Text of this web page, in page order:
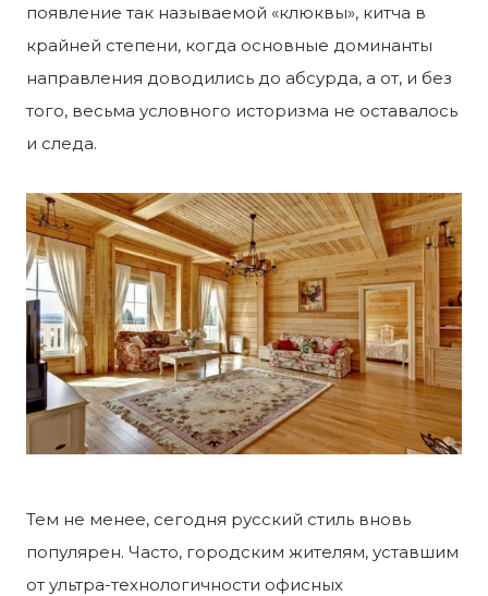
появление так называемой «клюквы», китча в
крайней степени, когда основные доминанты
направления доводились до абсурда, а от, и без
того, весьма условного историзма не оставалось
и следа.
Тем не менее, сегодня русский стиль вновь
популярен. Часто, городским жителям, уставшим
от ультра-технологичности офисных